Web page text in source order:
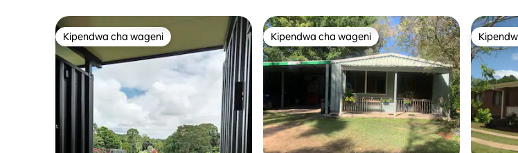
Kipendwa cha wageni
Kipendwa cha wageni Kipendwa cha wageni
Kipendwa cha wageni